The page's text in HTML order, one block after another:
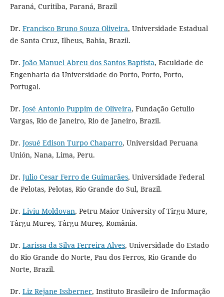
Paraná, Curitiba, Paraná, Brazil
Dr. Francisco Bruno Souza Oliveira, Universidade Estadual
de Santa Cruz, Ilheus, Bahia, Brazil.
Dr. João Manuel Abreu dos Santos Baptista, Faculdade de
Engenharia da Universidade do Porto, Porto, Porto,
Portugal.
Dr. José Antonio Puppim de Oliveira, Fundação Getulio
Vargas, Rio de Janeiro, Rio de Janeiro, Brazil.
Dr. Josué Edison Turpo Chaparro, Universidad Peruana
Unión, Nana, Lima, Peru.
Dr. Julio Cesar Ferro de Guimarães, Universidade Federal
de Pelotas, Pelotas, Rio Grande do Sul, Brazil.
Dr. Liviu Moldovan, Petru Maior University of Tîrgu-Mure,
Târgu Mureș, Târgu Mureș, România.
Dr. Larissa da Silva Ferreira Alves, Universidade do Estado
do Rio Grande do Norte, Pau dos Ferros, Rio Grande do
Norte, Brazil.
Dr. Liz Rejane Issberner, Instituto Brasileiro de Informação